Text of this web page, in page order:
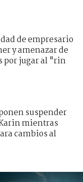
de empresario
y amenazar de
por jugar al "rin
suspender
mientras
cambios al